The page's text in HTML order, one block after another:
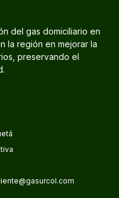
del gas domiciliario en
la región en mejorar la
preservando el